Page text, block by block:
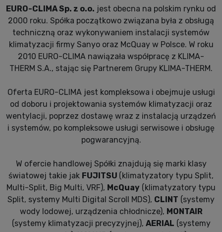
EURO-CLIMA Sp. z o.o. jest obecna na polskim rynku od
2000 roku. Spółka początkowo związana była z obsługą
techniczną oraz wykonywaniem instalacji systemów
klimatyzacji firmy Sanyo oraz McQuay w Polsce. W roku
2010 EURO-CLIMA nawiązała współpracę z KLIMA-
THERM S.A., stając się Partnerem Grupy KLIMA-THERM.
Oferta EURO-CLIMA jest kompleksowa i obejmuje usługi
od doboru i projektowania systemów klimatyzacji oraz
wentylacji, poprzez dostawę wraz z instalacją urządzeń
i systemów, po kompleksowe usługi serwisowe i obsługę
pogwarancyjną.
W ofercie handlowej Spółki znajdują się marki klasy
światowej takie jak FUJITSU (klimatyzatory typu Split,
Multi-Split, Big Multi, VRF), McQuay (klimatyzatory typu
Split, systemy Multi Digital Scroll MDS), CLINT (systemy
wody lodowej, urządzenia chłodnicze), MONTAIR
(systemy klimatyzacji precyzyjnej), AERIAL (systemy